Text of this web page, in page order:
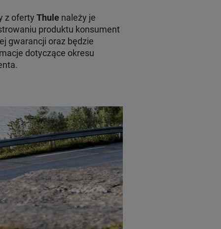
z oferty Thulenależy je
produktu konsument
gwarancji oraz będzie
dotyczące okresu